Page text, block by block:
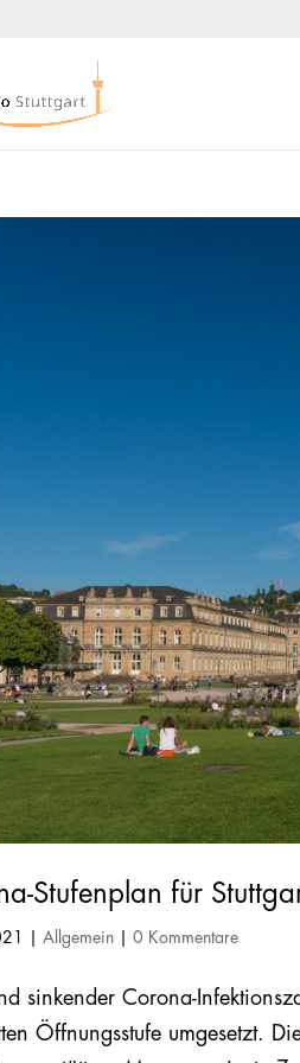
Stufenplan für
|Allgemein |0 Kommentare
sinkender
Öffnungsstufe umgesetzt.